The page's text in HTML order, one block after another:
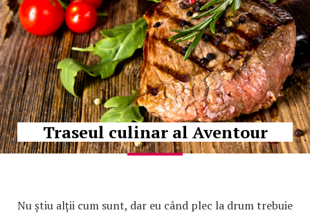
Traseul culinar al Aventour
Nu știu alții cum sunt, dar eu când plec la drum trebuie